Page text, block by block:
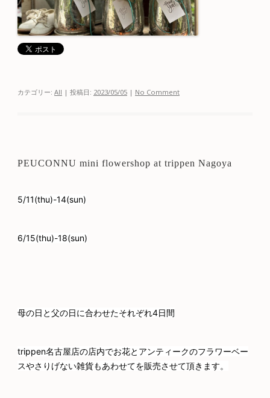
カテゴリー: All | 投稿日: 2023/05/05 | No Comment
PEUCONNU mini flowershop at trippen Nagoya
5/11(thu)-14(sun)
6/15(thu)-18(sun)
母の日と父の日に合わせたそれぞれ4日間
trippen名古屋店の店内でお花とアンティークのフラワーベー
スやさりげない雑貨もあわせてを販売させて頂きます。